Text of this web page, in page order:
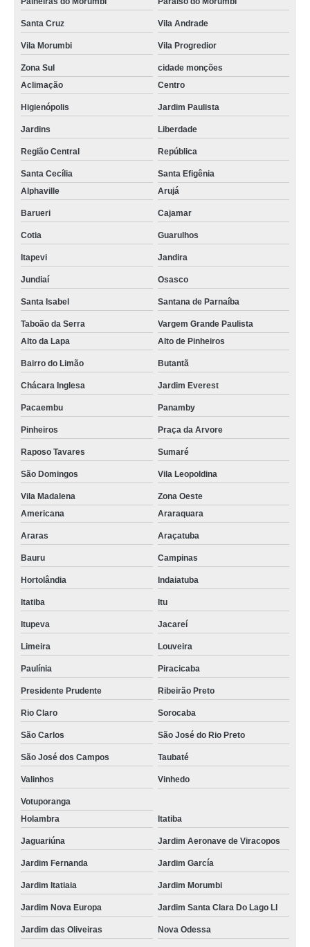
Santa Cruz Vila Andrade
Vila Morumbi Vila Progredior
Zona Sul
cidade monções
Aclimação
Centro
Higienópolis Jardim Paulista
Jardins Liberdade
Região Central República
Santa Cecília
Santa Efigênia
Alphaville
Arujá
Barueri Cajamar
Cotia Guarulhos
Itapevi Jandira
Jundiaí Osasco
Santa Isabel Santana de Parnaíba
Taboão da Serra
Vargem Grande Paulista
Alto da Lapa
Alto de Pinheiros
Bairro do Limão Butantã
Chácara Inglesa Jardim Everest
Pacaembu Panamby
Pinheiros Praça da Arvore
Raposo Tavares Sumaré
São Domingos Vila Leopoldina
Vila Madalena
Zona Oeste
Americana
Araraquara
Araras Araçatuba
Bauru Campinas
Hortolândia Indaiatuba
Itatiba Itu
Itupeva Jacareí
Limeira Louveira
Paulínia Piracicaba
Presidente Prudente Ribeirão Preto
Rio Claro Sorocaba
São Carlos São José do Rio Preto
São José dos Campos Taubaté
Valinhos Vinhedo
Votuporanga
Holambra
Itatiba
Jaguariúna Jardim Aeronave de Viracopos
Jardim Fernanda Jardim García
Jardim Itatiaia Jardim Morumbi
Jardim Nova Europa Jardim Santa Clara Do Lago Ll
Jardim das Oliveiras Nova Odessa